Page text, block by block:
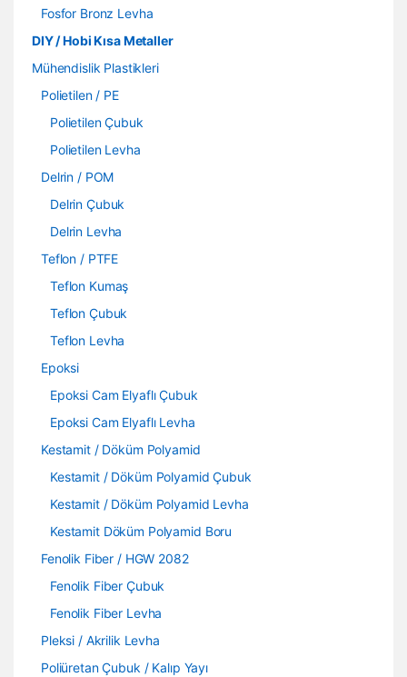
Fosfor Bronz Levha
DIY / Hobi Kısa Metaller
Mühendislik Plastikleri
Polietilen / PE
Polietilen Çubuk
Polietilen Levha
Delrin / POM
Delrin Çubuk
Delrin Levha
Teflon / PTFE
Teflon Kumaş
Teflon Çubuk
Teflon Levha
Epoksi
Epoksi Cam Elyaflı Çubuk
Epoksi Cam Elyaflı Levha
Kestamit / Döküm Polyamid
Kestamit / Döküm Polyamid Çubuk
Kestamit / Döküm Polyamid Levha
Kestamit Döküm Polyamid Boru
Fenolik Fiber / HGW 2082
Fenolik Fiber Çubuk
Fenolik Fiber Levha
Pleksi / Akrilik Levha
Poliüretan Çubuk / Kalıp Yayı